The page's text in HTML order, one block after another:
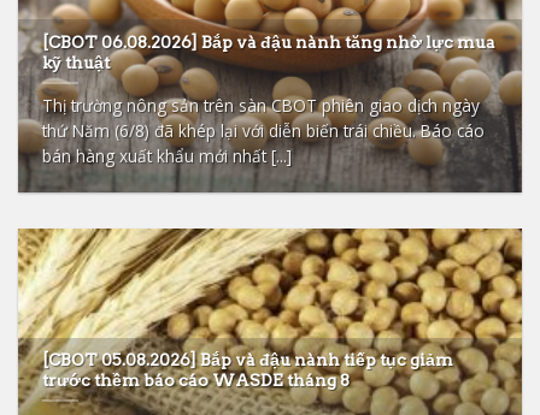
[CBOT 06.08.2026] Bắp và đậu nành tăng nhờ lực mua
kỹ thuật
Thị trường nông sản trên sàn CBOT phiên giao dịch ngày
thứ Năm (6/8) đã khép lại với diễn biến trái chiều. Báo cáo
bán hàng xuất khẩu mới nhất [...]
[CBOT 05.08.2026] Bắp và đậu nành tiếp tục giảm
trước thềm báo cáo WASDE tháng 8